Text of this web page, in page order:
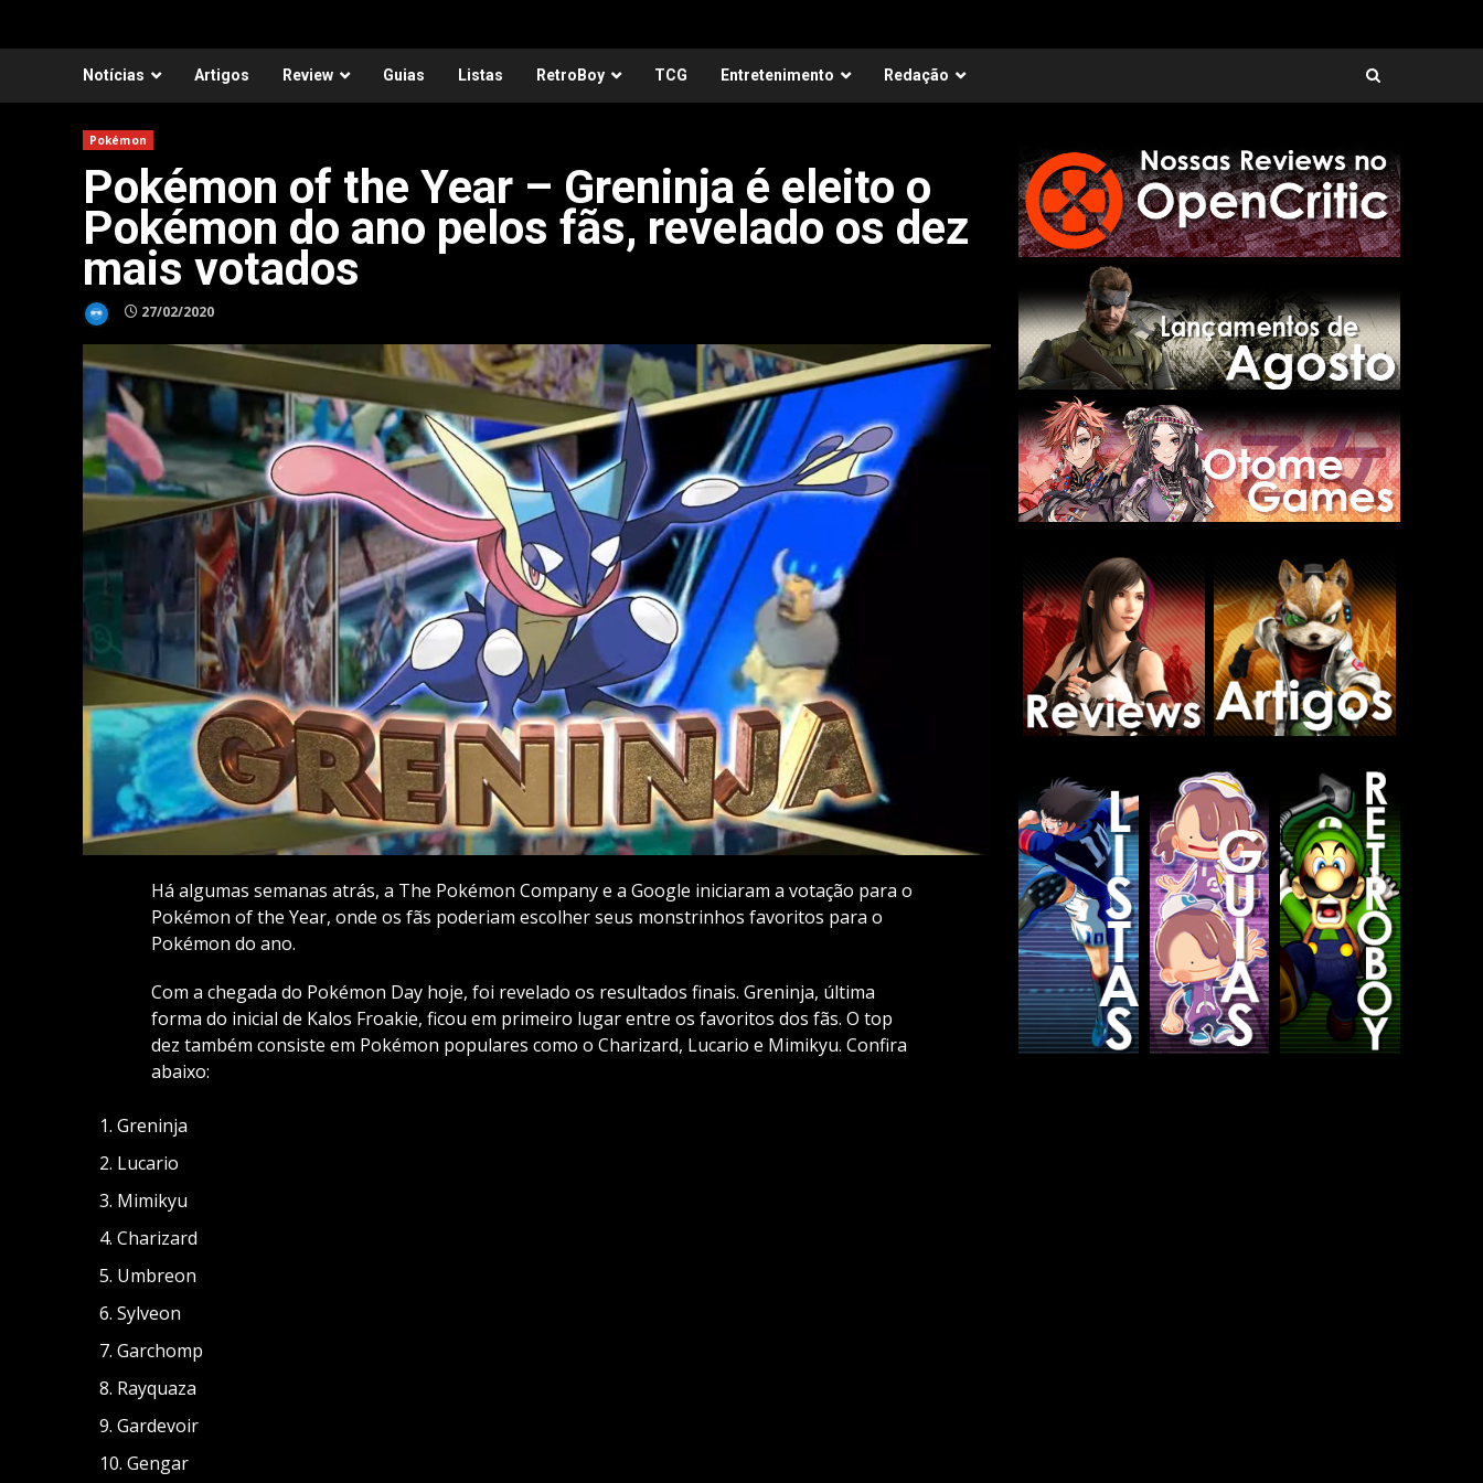
Notícias Artigos Review Guias Listas RetroBoy TCG Entretenimento Redação
Pokémon
Pokémon of the Year – Greninja é eleito o
Pokémon do ano pelos fãs, revelado os dez
mais votados
27/02/2020
Há algumas semanas atrás, a The Pokémon Company e a Google iniciaram a votação para o
Pokémon of the Year, onde os fãs poderiam escolher seus monstrinhos favoritos para o
Pokémon do ano.
Com a chegada do Pokémon Day hoje, foi revelado os resultados finais. Greninja, última
forma do inicial de Kalos Froakie, ficou em primeiro lugar entre os favoritos dos fãs. O top
dez também consiste em Pokémon populares como o Charizard, Lucario e Mimikyu. Confira
abaixo:
Greninja
Lucario
Mimikyu
Charizard
Umbreon
Sylveon
Garchomp
Rayquaza
Gardevoir
Gengar